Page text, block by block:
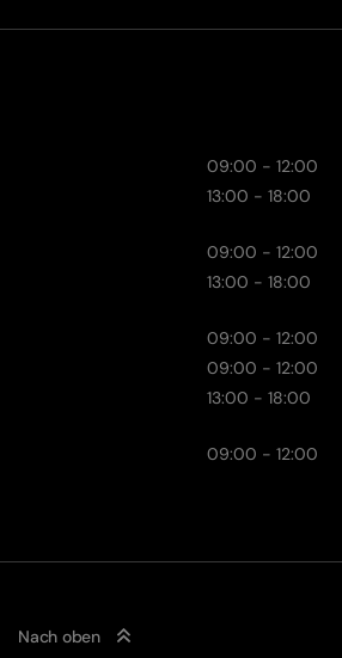
09:00 - 12:00
13:00 - 18:00
09:00 - 12:00
13:00 - 18:00
09:00 - 12:00
09:00 - 12:00
13:00 - 18:00
09:00 - 12:00
Nach oben